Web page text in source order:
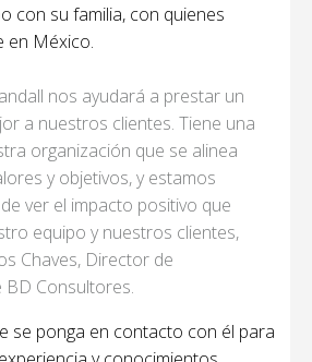
con su familia, con quienes
en México.
nos ayudará a prestar un
a nuestros clientes. Tiene una
organización que se alinea
y objetivos, y estamos
ver el impacto positivo que
equipo y nuestros clientes,
Chaves, Director de
Consultores.
se ponga en contacto con él para